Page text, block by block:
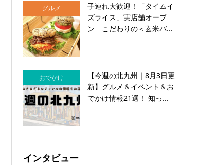
グルメ
子連れ大歓迎！「タイムイ
ズライス」実店舗オープ
ン こだわりの＜玄米バ...
おでかけ
【今週の北九州｜8月3日更
新】グルメ＆イベント＆お
でかけ情報21選！ 知っ...
インタビュー